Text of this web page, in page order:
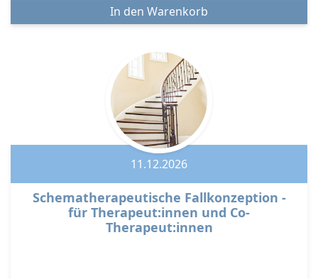
11.12.2026
Schematherapeutische Fallkonzeption -
für Therapeut:innen und Co-
Therapeut:innen